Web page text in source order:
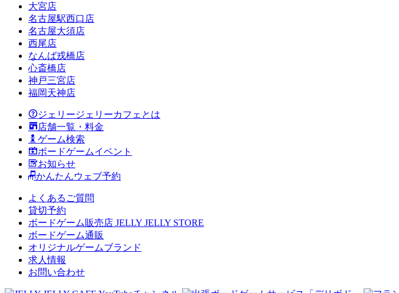
大宮店
名古屋駅西口店
名古屋大須店
西尾店
なんば戎橋店
心斎橋店
神戸三宮店
福岡天神店
ジェリージェリーカフェとは
店舗一覧・料金
ゲーム検索
ボードゲームイベント
お知らせ
かんたんウェブ予約
よくあるご質問
貸切予約
ボードゲーム販売店 JELLY JELLY STORE
ボードゲーム通販
オリジナルゲームブランド
求人情報
お問い合わせ